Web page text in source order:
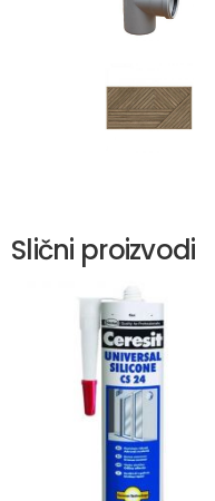
Slični proizvodi